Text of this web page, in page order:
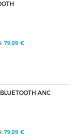
79,99 €
ANC
79,99 €